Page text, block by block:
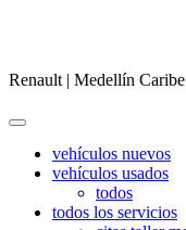
Renault | Medellín
vehículos nuevos
vehículos usados
todos
todos los servicios